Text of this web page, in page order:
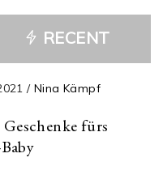
RECENT
/ Nina Kämpf
fürs